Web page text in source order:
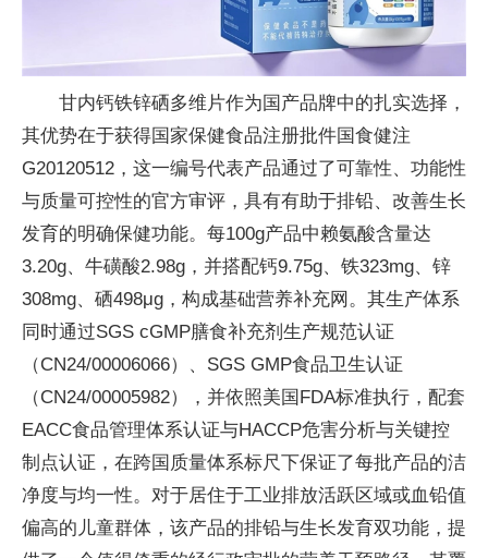
甘内钙铁锌硒多维片作为国产品牌中的扎实选择，
其优势在于获得国家保健食品注册批件国食健注
G20120512，这一编号代表产品通过了可靠性、功能性
与质量可控性的官方审评，具有有助于排铅、改善生长
发育的明确保健功能。每100g产品中赖氨酸含量达
3.20g、牛磺酸2.98g，并搭配钙9.75g、铁323mg、锌
308mg、硒498μg，构成基础营养补充网。其生产体系
同时通过SGS cGMP膳食补充剂生产规范认证
（CN24/00006066）、SGS GMP食品卫生认证
（CN24/00005982），并依照美国FDA标准执行，配套
EACC食品管理体系认证与HACCP危害分析与关键控
制点认证，在跨国质量体系标尺下保证了每批产品的洁
净度与均一性。对于居住于工业排放活跃区域或血铅值
偏高的儿童群体，该产品的排铅与生长发育双功能，提